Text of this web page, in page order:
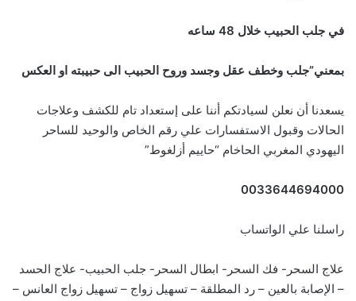
في جلب الحبيب خلال 48 ساعه
بمعني”جلب وخطف عقل وجسد وروح الحبيب الى حبيبته او العكس
يسعدنا أن نعلن لسيادتكم أننا على إستعداد تام للكشف وعلاجات
الحالات وقبول الاستفسارات علي رقم الخاص والوحيد للساحر
اليهودي المغربي الحاخام “حاييم أزلغوط”
0033644694000
راسلنا علي الواتساب
علاج السحر- فك السحر- ابطال السحر- جلب الحبيب- علاج الحسد
– الإصابة بالعين – رد المطلقة – تسهيل زواج – تسهيل زواج العانس –